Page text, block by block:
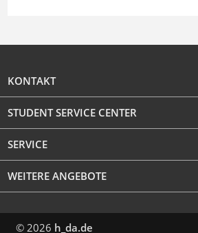
KONTAKT
STUDENT SERVICE CENTER
SERVICE
WEITERE ANGEBOTE
© 2026 h_da.de